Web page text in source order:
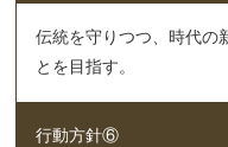
伝統を守りつつ、時代の
とを目指す。
行動方針⑥